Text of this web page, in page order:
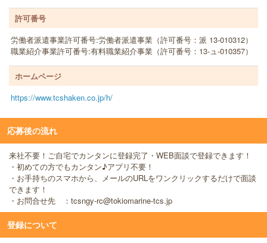
許可番号
労働者派遣事業許可番号:労働者派遣事業（許可番号：派 13-010312）
職業紹介事業許可番号:有料職業紹介事業（許可番号：13-ュ-010357）
ホームページ
https://www.tcshaken.co.jp/h/
応募後の流れ
来社不要！ご自宅でカンタンに登録完了・WEB面談で登録できます！
・初めての方でもカンタン♪アプリ不要！
・お手持ちのスマホから、メールのURLをワンクリックするだけで面談
できます！
・お問合せ先 ：tcsngy-rc@tokiomarine-tcs.jp
登録について